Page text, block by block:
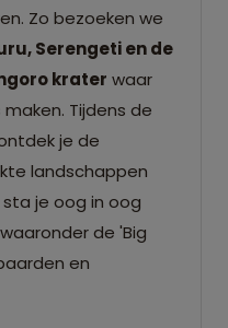
Zo bezoeken we
Serengeti en de
krater waar
Tijdens de
je de
landschappen
sta je oog in oog
de 'Big
en